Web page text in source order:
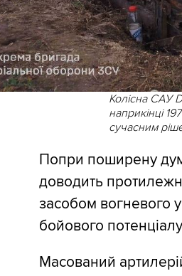
Колісна САУ
наприкінці
сучасним
Попри поширену
доводить
засобом вогневого
бойового
Масований